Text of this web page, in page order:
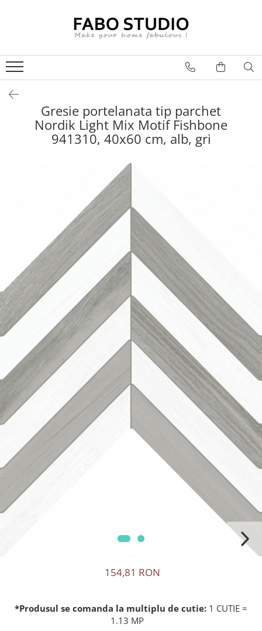
GRESIE INTERIOR
GRESIE EXTERIOR 2 CM
GRESIE TIP LEMN
GRESIE XXL - LASTRE
FAIANTA
MOBILIER DE INTERIOR
CANAPELE
SCAUNE
CONSOLE
Gresie portelanata tip parchet
Nordik Light Mix Motif Fishbone
941310, 40x60 cm, alb, gri
154,81 RON
*Produsul se comanda la multiplu de cutie: 1 CUTIE =
1.13 MP